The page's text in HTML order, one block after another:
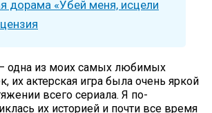
дорама «Убей меня, исцели
одна из моих самых любимых
их актерская игра была очень яркой
всего сериала. Я по-
их историей и почти все время